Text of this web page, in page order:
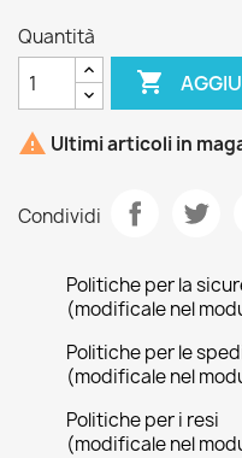
Quantità

 Ultimi articoli in
Condividi
Politiche per la
(modificale nel
Politiche per le
(modificale nel
Politiche per i resi
(modificale nel